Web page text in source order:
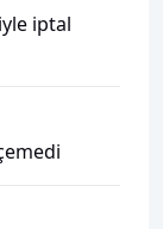
iptal